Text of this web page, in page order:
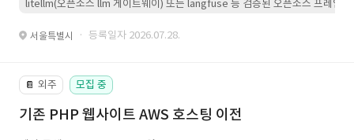
litellm(오픈소스 llm 게이트웨이) 또는 langfuse 등 검증된 오픈소스 프레임워
서울특별시 · 등록일자 2026.07.28.
📔 외주 모집 중
기존 PHP 웹사이트 AWS 호스팅 이전